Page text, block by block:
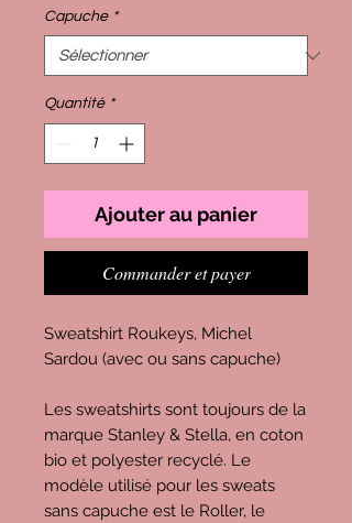
Capuche *
Quantité *
Ajouter au panier
Commander et payer
Sweatshirt Roukeys, Michel
Sardou (avec ou sans capuche)
Les sweatshirts sont toujours de la
marque Stanley & Stella, en coton
bio et polyester recyclé. Le
modèle utilisé pour les sweats
sans capuche est le Roller, le